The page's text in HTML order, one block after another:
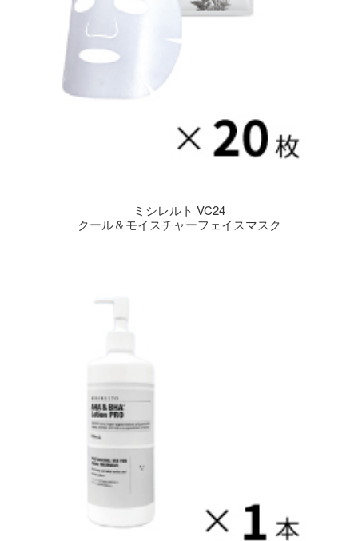
ミシレルト VC24
クール＆モイスチャーフェイスマスク